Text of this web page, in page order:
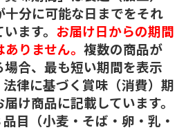
十分に可能な日までをそれ
ます。 お届け日からの期間
りません。 複数の商品が
合、最も短い期間を表示
法律に基づく賞味（消費）期
け商品に記載しています。
目（小麦・そば・卵・乳・